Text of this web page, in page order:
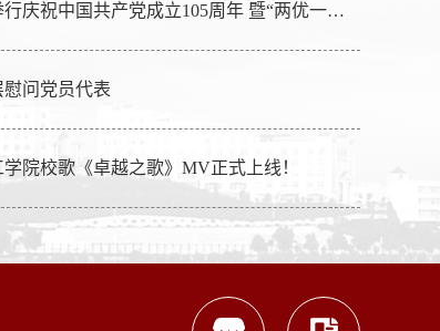
武昌理工学院隆重举行庆祝中国共产党成立105周年 暨“两优一先”表彰大会
问党员代表
院校歌《卓越之歌》MV正式上线！